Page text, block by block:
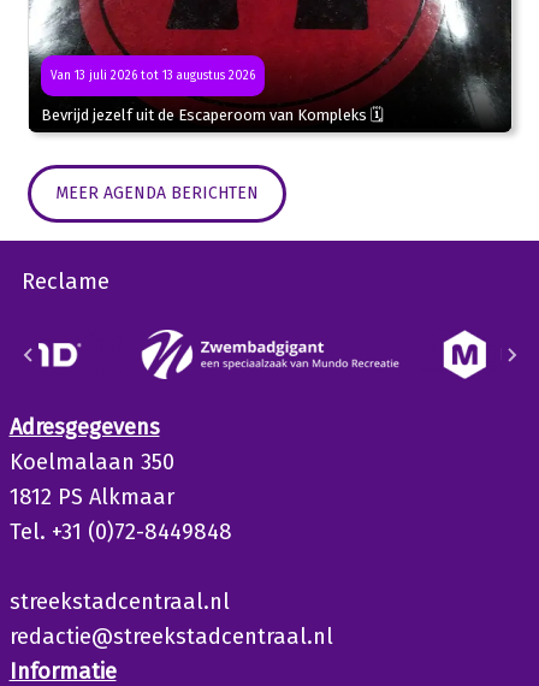
Van 13 juli 2026 tot 13 augustus 2026
Bevrijd jezelf uit de Escaperoom van Kompleks 🗓
MEER AGENDA BERICHTEN
Reclame
Adresgegevens
Koelmalaan 350
1812 PS Alkmaar
Tel. +31 (0)72-8449848
streekstadcentraal.nl
redactie@streekstadcentraal.nl
Informatie